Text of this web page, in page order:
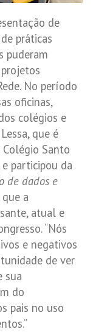
de
práticas
puderam
No período
oficinas,
colégios e
que é
Santo
e participou da
de dados e
a
atual e
“Nós
e negativos
de ver
sua
do
pais no uso